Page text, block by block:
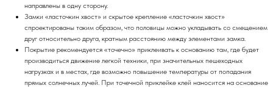
направлены в одну сторону.
Замки «ласточкин хвост» и скрытое крепление «ласточкин хвост»
спроектированы таким образом, что половицы можно укладывать со смещением
друг относительно друга, кратным расстоянию между элементами замка.
Покрытие рекомендуется «точечно» приклеивать к основанию там, где будет
производиться движение легкой техники, при значительных пешеходных
нагрузках и в местах, где возможно повышение температуры от попадания
прямых солнечных лучей. При точечной приклейке клей наносится на основание